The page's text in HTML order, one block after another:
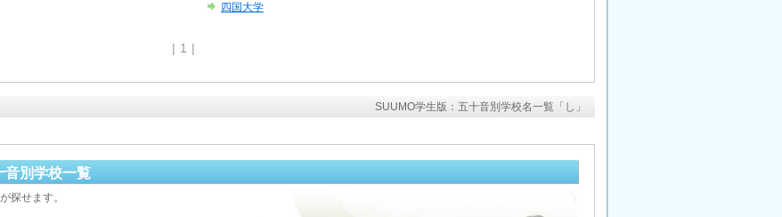
四国大学
| 1 |
SUUMO学生版：五十音別学校名一覧「し」
音別学校一覧
探せます。